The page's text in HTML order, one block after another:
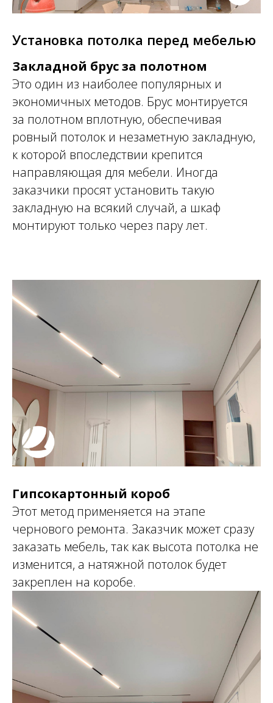
Установка потолка перед мебелью
Закладной брус за полотном
Это один из наиболее популярных и
экономичных методов. Брус монтируется
за полотном вплотную, обеспечивая
ровный потолок и незаметную закладную,
к которой впоследствии крепится
направляющая для мебели. Иногда
заказчики просят установить такую
закладную на всякий случай, а шкаф
монтируют только через пару лет.
Гипсокартонный короб
Этот метод применяется на этапе
чернового ремонта. Заказчик может сразу
заказать мебель, так как высота потолка не
изменится, а натяжной потолок будет
закреплен на коробе.